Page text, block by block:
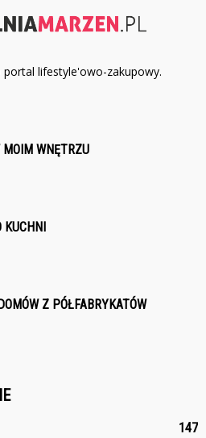
portal lifestyle'owo-zakupowy.
WNĘTRZU
KUCHNI
Z PÓŁFABRYKATÓW
147